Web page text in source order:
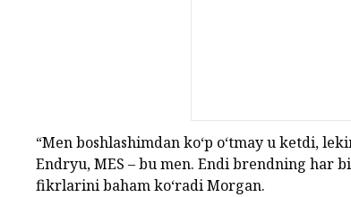
“Men boshlashimdan ko‘p o‘tmay u ketdi,
Endryu, MES – bu men. Endi brendning har
fikrlarini baham ko‘radi Morgan.